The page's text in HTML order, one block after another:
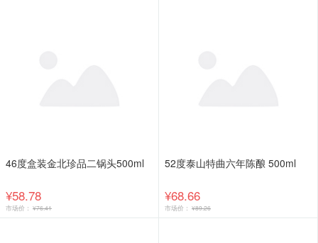
46度盒装金北珍品二锅头500ml
¥58.78
市场价： ¥76.41
52度泰山特曲六年陈酿 500ml
¥68.66
市场价： ¥89.26